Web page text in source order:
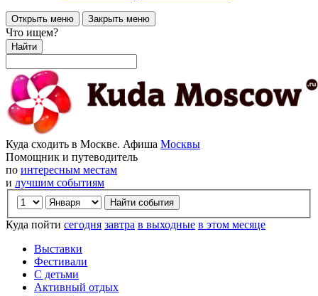
Открыть меню Закрыть меню
Что ищем?
Найти
Куда сходить в Москве. Афиша Москвы
Помощник и путеводитель
по интересным местам
и лучшим событиям
Куда пойти сегодня завтра в выходные в этом месяце
Выставки
Фестивали
С детьми
Активный отдых